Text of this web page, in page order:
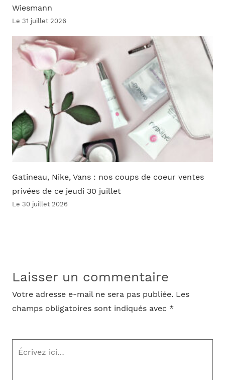
Wiesmann
Le 31 juillet 2026
Gatineau, Nike, Vans : nos coups de coeur ventes
privées de ce jeudi 30 juillet
Le 30 juillet 2026
Laisser un commentaire
Votre adresse e-mail ne sera pas publiée. Les
champs obligatoires sont indiqués avec *
Écrivez